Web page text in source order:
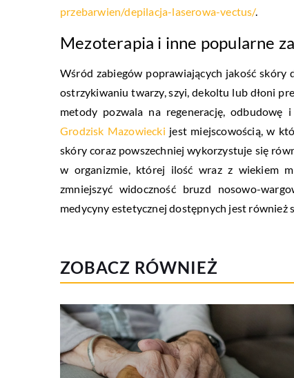
przebarwien/depilacja-laserowa-vectus/.
Mezoterapia i inne popularne
Wśród zabiegów poprawiających jakość skóry
ostrzykiwaniu twarzy, szyi, dekoltu lub dłoni
metody pozwala na regenerację, odbudowę
Grodzisk Mazowiecki jest miejscowością, w
skóry coraz powszechniej wykorzystuje się
w organizmie, której ilość wraz z wiekiem
zmniejszyć widoczność bruzd nosowo-
medycyny estetycznej dostępnych jest również
ZOBACZ RÓWNIEŻ